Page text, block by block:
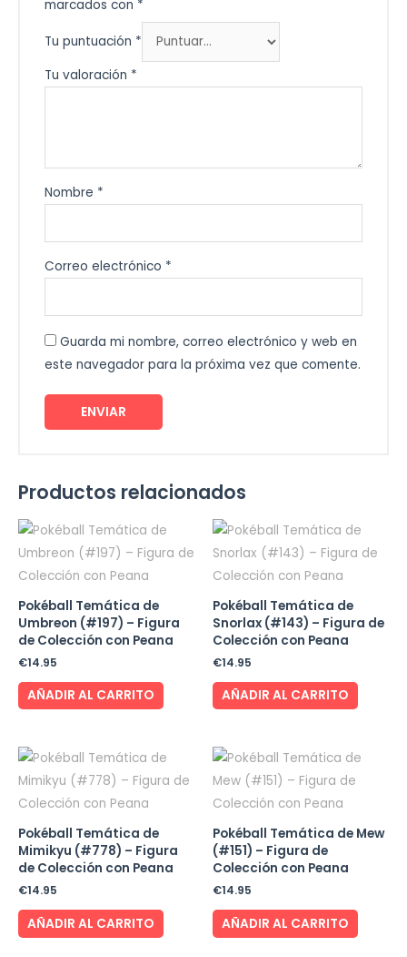
marcados con *
Tu puntuación *
Tu valoración *
Nombre *
Correo electrónico *
Guarda mi nombre, correo electrónico y web en
este navegador para la próxima vez que comente.
Productos relacionados
Pokéball Temática de
Umbreon (#197) – Figura
de Colección con Peana
€14.95
AÑADIR AL CARRITO
Pokéball Temática de
Snorlax (#143) – Figura de
Colección con Peana
€14.95
AÑADIR AL CARRITO
Pokéball Temática de
Mimikyu (#778) – Figura
de Colección con Peana
€14.95
AÑADIR AL CARRITO
Pokéball Temática de Mew
(#151) – Figura de
Colección con Peana
€14.95
AÑADIR AL CARRITO